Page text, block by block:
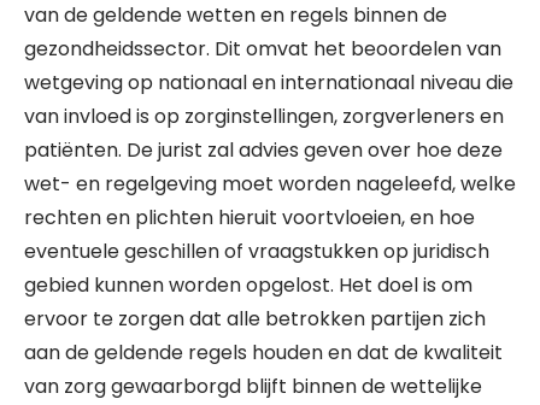
van de geldende wetten en regels binnen de
gezondheidssector. Dit omvat het beoordelen van
wetgeving op nationaal en internationaal niveau die
van invloed is op zorginstellingen, zorgverleners en
patiënten. De jurist zal advies geven over hoe deze
wet- en regelgeving moet worden nageleefd, welke
rechten en plichten hieruit voortvloeien, en hoe
eventuele geschillen of vraagstukken op juridisch
gebied kunnen worden opgelost. Het doel is om
ervoor te zorgen dat alle betrokken partijen zich
aan de geldende regels houden en dat de kwaliteit
van zorg gewaarborgd blijft binnen de wettelijke